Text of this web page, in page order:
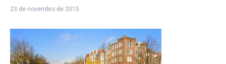
23 de novembro de 2015